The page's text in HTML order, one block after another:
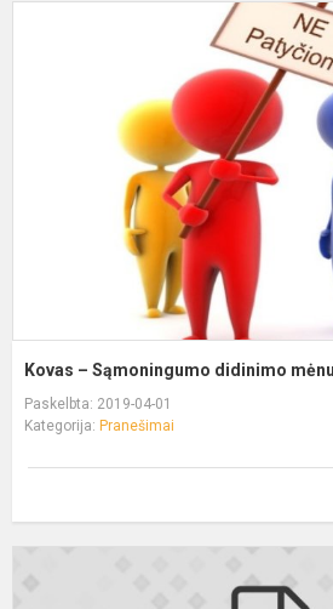
Kovas – Sąmoningumo didinimo
Paskelbta: 2019-04-01
Kategorija: Pranešimai